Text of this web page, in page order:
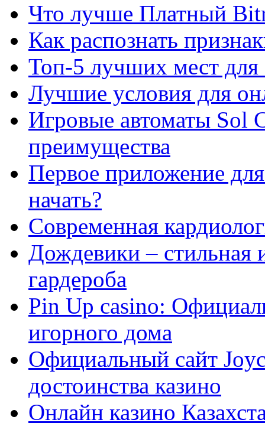
Что лучше Платный
Как распознать
Топ-5 лучших мест для
Лучшие условия для
Игровые автоматы Sol
преимущества
Первое приложение
начать?
Современная
Дождевики – стильная
гардероба
Pin Up casino:
игорного дома
Официальный сайт
достоинства казино
Онлайн казино